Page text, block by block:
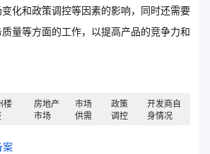
化和政策调控等因素的影响，同时还需要
量等方面的工作，以提高产品的竞争力和
楼
房地产
市场
市场
供需
政策
调控
开发商自
身情况
案